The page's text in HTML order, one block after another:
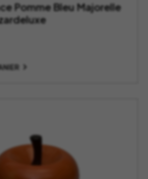
Pomme Bleu Majorelle